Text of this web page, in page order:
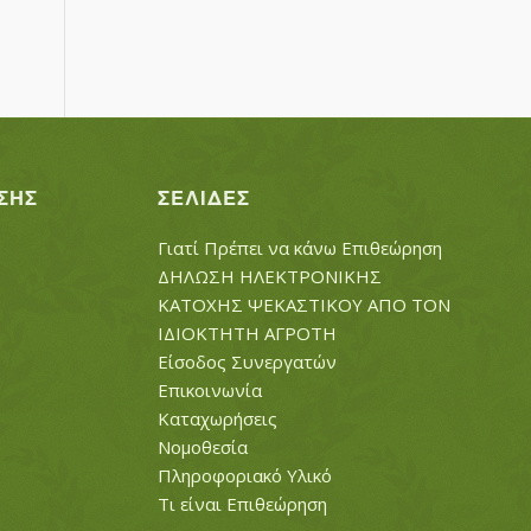
ΣΕΛΊΔΕΣ
Γιατί Πρέπει να κάνω Επιθεώρηση
ΔΗΛΩΣΗ ΗΛΕΚΤΡΟΝΙΚΗΣ
ΚΑΤΟΧΗΣ ΨΕΚΑΣΤΙΚΟΥ ΑΠΟ ΤΟΝ
ΙΔΙΟΚΤΗΤΗ ΑΓΡΟΤΗ
Είσοδος Συνεργατών
Επικοινωνία
Καταχωρήσεις
Νομοθεσία
Πληροφοριακό Υλικό
Τι είναι Επιθεώρηση